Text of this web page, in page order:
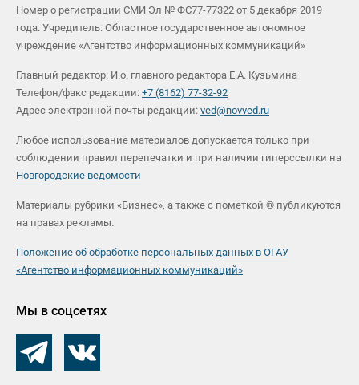
Номер о регистрации СМИ Эл № ФС77-77322 от 5 декабря 2019
года. Учредитель: Областное государственное автономное
учреждение «Агентство информационных коммуникаций»
Главный редактор: И.о. главного редактора Е.А. Кузьмина
Телефон/факс редакции: +7 (8162) 77-32-92
Адрес электронной почты редакции: ved@novved.ru
Любое использование материалов допускается только при
соблюдении правил перепечатки и при наличии гиперссылки на
Новгородские ведомости
Материалы рубрики «Бизнес», а также с пометкой ® публикуются
на правах рекламы.
Положение об обработке персональных данных в ОГАУ
«Агентство информационных коммуникаций»
Мы в соцсетях